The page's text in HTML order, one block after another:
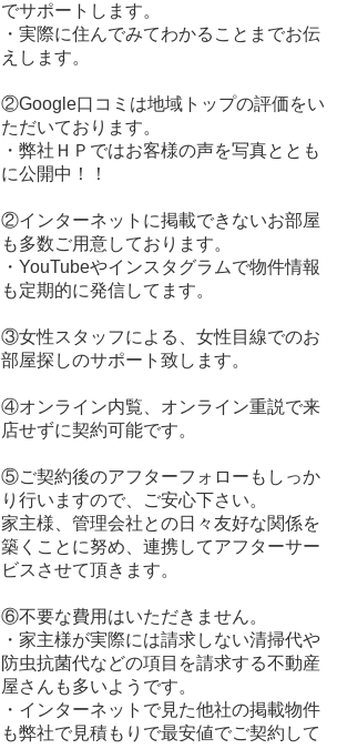
でサポートします。
・実際に住んでみてわかることまでお伝
えします。
②Google口コミは地域トップの評価をい
ただいております。
・弊社ＨＰではお客様の声を写真ととも
に公開中！！
②インターネットに掲載できないお部屋
も多数ご用意しております。
・YouTubeやインスタグラムで物件情報
も定期的に発信してます。
③女性スタッフによる、女性目線でのお
部屋探しのサポート致します。
④オンライン内覧、オンライン重説で来
店せずに契約可能です。
⑤ご契約後のアフターフォローもしっか
り行いますので、ご安心下さい。
家主様、管理会社との日々友好な関係を
築くことに努め、連携してアフターサー
ビスさせて頂きます。
⑥不要な費用はいただきません。
・家主様が実際には請求しない清掃代や
防虫抗菌代などの項目を請求する不動産
屋さんも多いようです。
・インターネットで見た他社の掲載物件
も弊社で見積もりで最安値でご契約して